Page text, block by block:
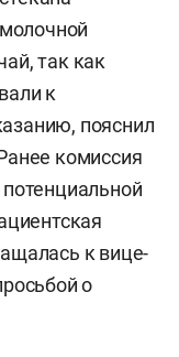
так как
к
пояснил
комиссия
к вице-
о